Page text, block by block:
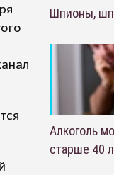
Шпионы,
Алкоголь
старше 40